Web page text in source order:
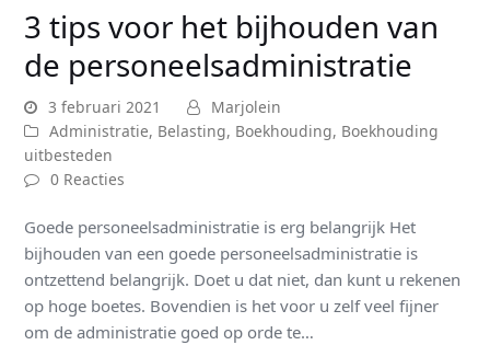
3 tips voor het bijhouden van
de personeelsadministratie
3 februari 2021
Marjolein
Administratie, Belasting, Boekhouding, Boekhouding
uitbesteden
0 Reacties
Goede personeelsadministratie is erg belangrijk Het
bijhouden van een goede personeelsadministratie is
ontzettend belangrijk. Doet u dat niet, dan kunt u rekenen
op hoge boetes. Bovendien is het voor u zelf veel fijner
om de administratie goed op orde te…